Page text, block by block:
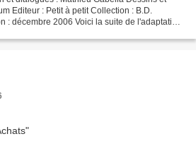
Editeur : Petit à petit Collection : B.D.
: décembre 2006 Voici la suite de l'adaptation